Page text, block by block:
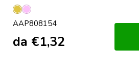
OroRosa
AAP808154
da €1,32